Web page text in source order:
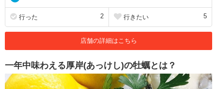
行った 2 行きたい 5
店舗の詳細はこちら
一年中味わえる厚岸(あっけし)の牡蠣とは？